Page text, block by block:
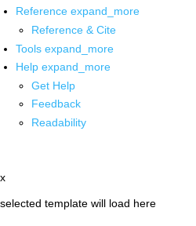
Reference expand_more
Reference & Cite
Tools expand_more
Help expand_more
Get Help
Feedback
Readability
x
selected template will load here